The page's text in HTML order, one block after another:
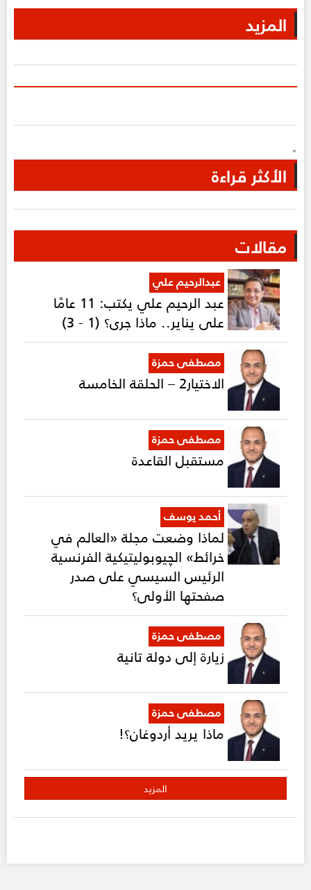
المزيد
"
الأكثر قراءة
مقالات
عبدالرحيم علي
عبد الرحيم علي يكتب: 11 عامًا
على يناير.. ماذا جرى؟ (1 - 3)
مصطفى حمزة
الاختيار2 – الحلقة الخامسة
مصطفى حمزة
مستقبل القاعدة
أحمد يوسف
لماذا وضعت مجلة «العالم في
خرائط» الچيوبوليتيكية الفرنسية
الرئيس السيسي على صدر
صفحتها الأولى؟
مصطفى حمزة
زيارة إلى دولة تانية
مصطفى حمزة
ماذا يريد أردوغان؟!
المزيد